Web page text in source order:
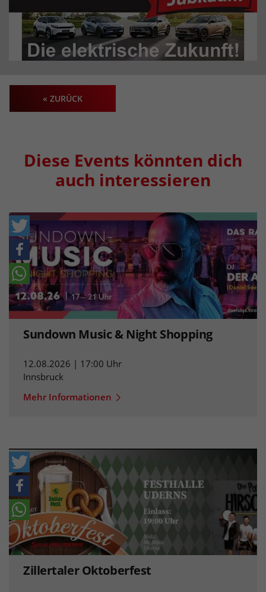
« ZURÜCK
Diese Events könnten dich
auch interessieren
Sundown Music & Night Shopping
12.08.2026 | 17:00 Uhr
Innsbruck
Mehr Informationen
Zillertaler Oktoberfest